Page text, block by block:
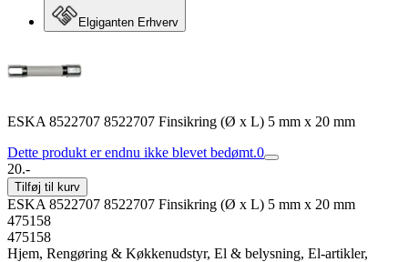
Elgiganten Erhverv
ESKA 8522707 8522707 Finsikring (Ø x L) 5 mm x 20 mm
Dette produkt er endnu ikke blevet bedømt.0
20.-
Tilføj til kurv
ESKA 8522707 8522707 Finsikring (Ø x L) 5 mm x 20 mm
475158
475158
Hjem, Rengøring & Køkkenudstyr, El & belysning, El-artikler,